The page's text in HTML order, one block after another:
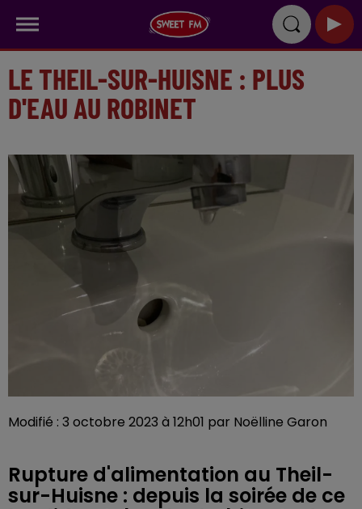
LE THEIL-SUR-HUISNE : PLUS
D'EAU AU ROBINET
Modifié : 3 octobre 2023 à 12h01 par Noëlline Garon
Rupture d'alimentation au Theil-
sur-Huisne : depuis la soirée de ce